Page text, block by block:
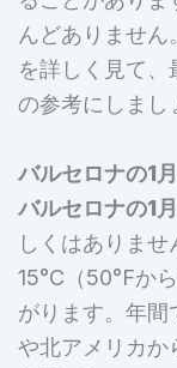
んどありませ
を詳しく見て
の参考にしまし
バルセロナの1
バルセロナの1
しくはありませ
15°C（50°Fか
がります。年
や北アメリカか